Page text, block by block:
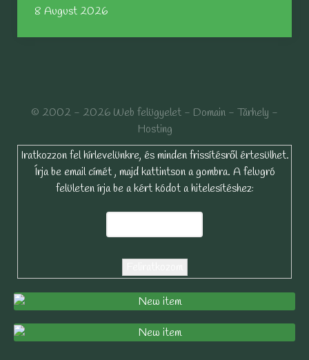
8 August 2026
© 2002 - 2026 Web felügyelet - Domain - Tárhely -
Hosting
Iratkozzon fel hírlevelünkre, és minden frissítésről értesülhet.
Írja be email címét , majd kattintson a gombra. A felugró
felületen írja be a kért kódot a hitelesítéshez: